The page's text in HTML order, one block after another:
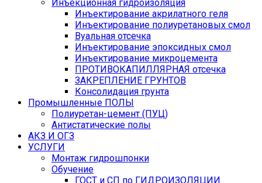
Инъекционная гидроизоляция
Инъектирование акрилатного геля
Инъектирование полиуретановых смол
Вуальная отсечка
Инъектирование эпоксидных смол
Инъектирование микроцемента
ПРОТИВОКАПИЛЛЯРНАЯ отсечка
ЗАКРЕПЛЕНИЕ ГРУНТОВ
Консолидация грунта
Промышленные ПОЛЫ
Полиуретан-цемент (ПУЦ)
Антистатические полы
АКЗ И ОГЗ
УСЛУГИ
Монтаж гидрошпонки
Обучение
ГОСТ и СП по ГИДРОИЗОЛЯЦИИ